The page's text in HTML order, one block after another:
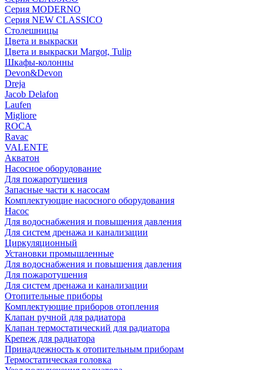
Серия MODERNO
Серия NEW CLASSICO
Столешницы
Цвета и выкраски
Цвета и выкраски Margot, Tulip
Шкафы-колонны
Devon&Devon
Dreja
Jacob Delafon
Laufen
Migliore
ROCA
Rаvac
VALENTE
Акватон
Насосное оборудование
Для пожаротушения
Запасные части к насосам
Комплектующие насосного оборудования
Насос
Для водоснабжения и повышения давления
Для систем дренажа и канализации
Циркуляционный
Установки промышленные
Для водоснабжения и повышения давления
Для пожаротушения
Для систем дренажа и канализации
Отопительные приборы
Комплектующие приборов отопления
Клапан ручной для радиатора
Клапан термостатический для радиатора
Крепеж для радиатора
Принадлежность к отопительным приборам
Термостатическая головка